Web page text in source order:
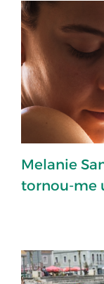
Melanie
tornou-me